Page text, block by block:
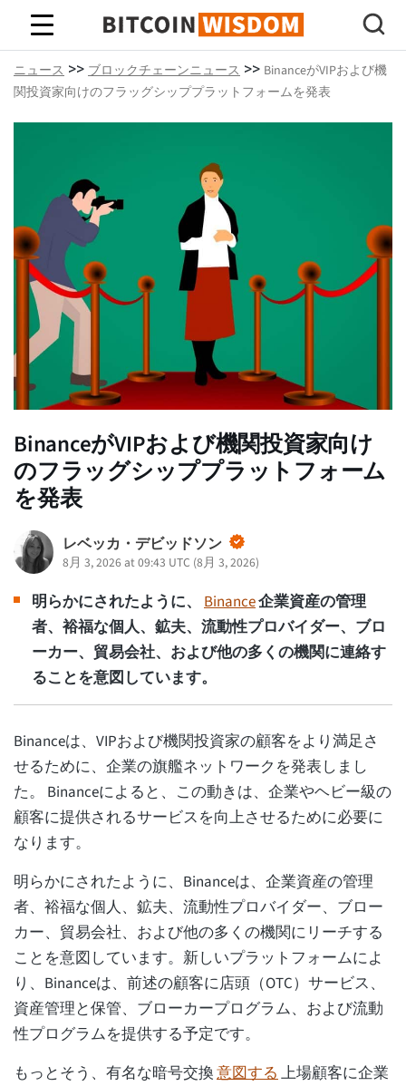
ビットコインの知恵
ニュース >> ブロックチェーンニュース >> BinanceがVIPおよび機
関投資家向けのフラッグシッププラットフォームを発表
BinanceがVIPおよび機関投資家向け
のフラッグシッププラットフォーム
を発表
レベッカ・デビッドソン
8月 3, 2026 at 09:43 UTC (8月 3, 2026)
明らかにされたように、 Binance企業資産の管理
者、裕福な個人、鉱夫、流動性プロバイダー、ブロ
ーカー、貿易会社、および他の多くの機関に連絡す
ることを意図しています。
Binanceは、VIPおよび機関投資家の顧客をより満足さ
せるために、企業の旗艦ネットワークを発表しまし
た。 Binanceによると、この動きは、企業やヘビー級の
顧客に提供されるサービスを向上させるために必要に
なります。
明らかにされたように、Binanceは、企業資産の管理
者、裕福な個人、鉱夫、流動性プロバイダー、ブロー
カー、貿易会社、および他の多くの機関にリーチする
ことを意図しています。新しいプラットフォームによ
り、Binanceは、前述の顧客に店頭（OTC）サービス、
資産管理と保管、ブローカープログラム、および流動
性プログラムを提供する予定です。
もっとそう、有名な暗号交換意図する 上場顧客に企業